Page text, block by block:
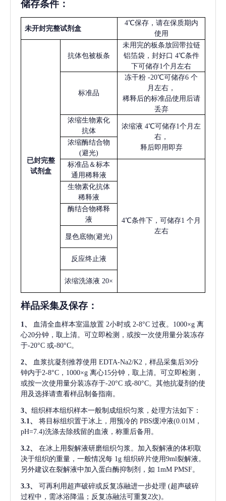
储存条件：
未开封完整试剂盒
4℃保存，请在保质期内
使用
已封完整
试剂盒
抗体包被板条
未用完的板条放回带拉链
铝箔袋，封好口 4℃条件
下可储存1个月左右
标准品
冻干粉 -20℃可储存6 个
月左右，
稀释后的标准品使用后请
丢弃
浓缩生物素化
抗体
浓缩液 4℃可储存1个月左
右，
释后即用即弃
浓缩酶结合物
(避光)
标准品＆标本
通用稀释液
4℃条件下，可储存1 个月
左右
生物素化抗体
稀释液
酶结合物稀释
液
显色底物(避光)
反应终止液
浓缩洗涤液 20×
样品采集及保存 ：
1、 血清全血样本室温放置 2小时或 2-8°C 过夜。1000×g 离
心20分钟，取上清。可立即检测，或按一次使用量分装冻存
于-20°C 或-80°C。
2、 血浆抗凝剂推荐使用 EDTA-Na2/K2，样品采集后30分
钟内于2-8°C，1000×g 离心15分钟，取上清。可立即检测，
或按一次使用量分装冻存于-20°C 或-80°C。其他抗凝剂的使
用及选择请查看样品制备指南。
3、 组织样本组织样本一般制成组织匀浆，处理方法如下：
3.1、
将目标组织置于冰上，用预冷的 PBS缓冲液(0.01M，
pH=7.4)洗涤去除残留的血液，称重后备用。
3.2、
在冰上用裂解液研磨组织匀浆。加入裂解液的体积取
决于组织的重量，一般情况每 1g 组织碎片使用9ml裂解液。
另外建议在裂解液中加入蛋白酶抑制剂，如 1mM PMSF。
3.3、 可再利用超声破碎或反复冻融进一步处理 (超声破碎
过程中，需冰浴降温；反复冻融法可重复2次)。